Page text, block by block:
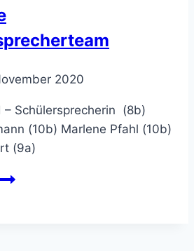
2020
– Schülersprecherin (8b)
(10b) Marlene Pfahl (10b)
(9a)